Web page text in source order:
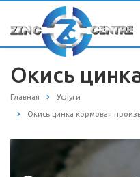
Окись
Главная Услуги
Окись цинка кормовая